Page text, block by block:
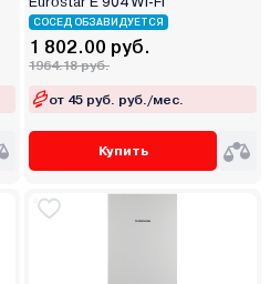
СОСЕД ОБЗАВИДУЕТСЯ
1 802.00 руб.
1964.18 руб.
от 45 руб. руб./мес.
Купить